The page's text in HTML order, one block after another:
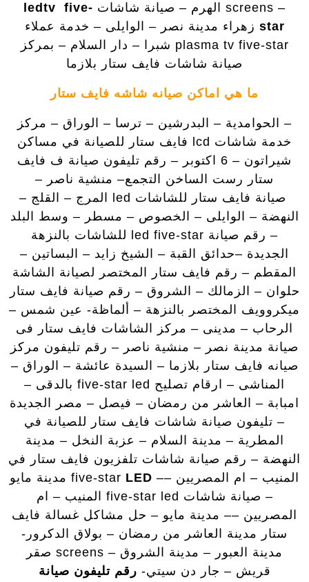
– screens الهرم – صيانة شاشات
ledtv five-
star زهراء مدينة نصر – الوايلى – خدمة عملاء
plasma tv five-star شبرا – دار السلام – بمركز
صيانة شاشات فايف ستار بلازما
ما هي اماكن صيانه شاشه فايف ستار
– الحوامدية – البدرشين – ترسا – الوراق – مركز
خدمة شاشات lcd فايف ستار للصيانة في مساكن
شيراتون – 6 اكتوبر – رقم تليفون صيانة ف فايف
ستار رست الساخن التجمع– منشية ناصر –
صيانة فايف ستار للشاشات led المرج – القلج –
النهضة – الوايلى – الخصوص – مسطر – وسط البلد
– رقم صيانة led five-star للشاشات بالنزهة
الجديدة –حدائق القبة – الشيخ زايد – البساتين –
المقطم – رقم فايف ستار المختصر لصيانة الشاشة
حلوان – الزمالك – الشروق – رقم صيانة فايف ستار
ميكروويف المختصر بالنزهة – ألماظة- عين شمس –
الرحاب – مدينى – مركز الشاشات فايف ستار فى
صيانة مدينة نصر – منشية ناصر – رقم تليفون مركز
صيانه فايف ستار بلازما – السيدة عائشة – الوراق –
المناشى – ارقام تصليح five-star led بالدقى –
امبابة – العاشر من رمضان – فيصل – مصر الجديدة
– تليفون صيانة شاشات فايف ستار للصيانة في
المطرية – مدينة السلام – عزبة النخل – مدينة
النهضة – رقم صيانة شاشات تلفزيون فايف ستار في
المنيب – ام المصريين –– five-star LED
مدينة مايو
– صيانة شاشات five-star led المنيب – ام
المصريين –– مدينة مايو – حل مشاكل غسالة فايف
ستار مدينة العاشر من رمضان – بولاق الدكرور-
مدينة العبور – مدينة الشروق – screens صقر
قريش – جار دن سيتي- رقم تليفون صيانة